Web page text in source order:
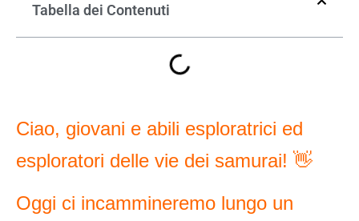
Tabella dei Contenuti
Ciao, giovani e abili esploratrici ed
esploratori delle vie dei samurai! 👋
Oggi ci incammineremo lungo un